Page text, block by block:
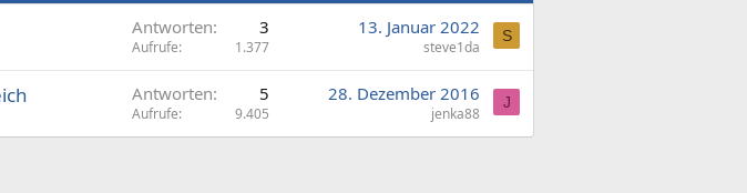
Antworten 3
Aufrufe 1.377
13. Januar 2022
steve1da
S
Antworten 5
Aufrufe 9.405
28. Dezember 2016
jenka88
J